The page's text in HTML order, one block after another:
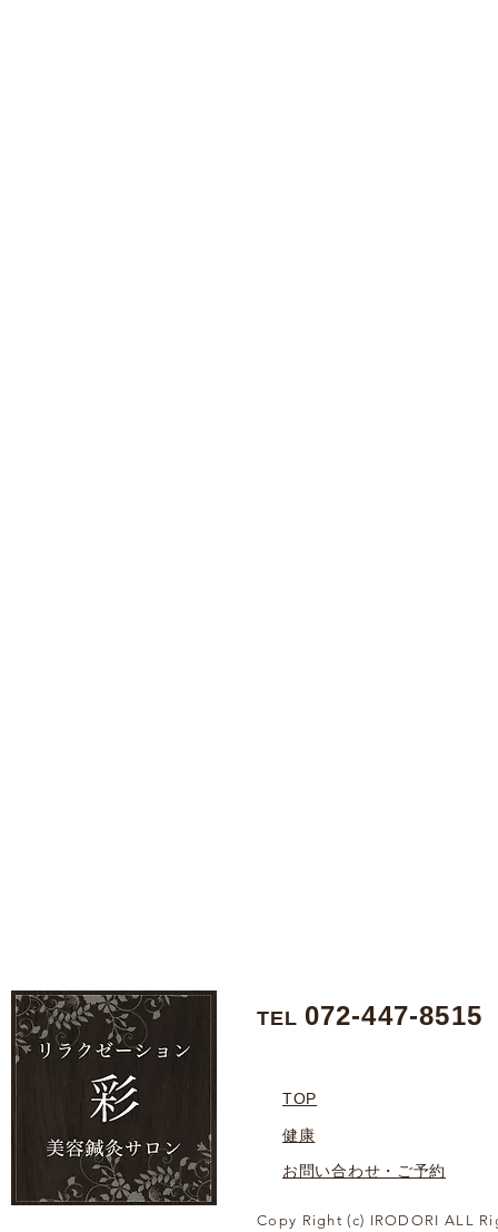
TEL 072-447-8515
TOP
健康
お問い合わせ・ご予約
Copy Right (c) IRODORI ALL